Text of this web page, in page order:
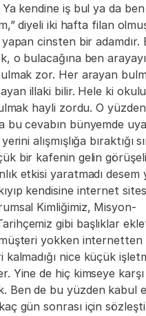
kendine iş bul ya da
diyeli iki hafta filan
cinsten bir adamdır.
o bulacağına ben
zor. Her arayan
illaki bilir. Hele ki okulu
hayli zordu. O
bu cevabın bünyemde
alışmışlığa bıraktığı
bir kafenin gelin
etkisi yaratmadı desem
kendisine internet
Kimliğimiz, Misyon-
gibi başlıklar
yokken internetten
nice küçük
Yine de hiç kimseye karşı
Ben de bu yüzden kabul
gün sonrası için